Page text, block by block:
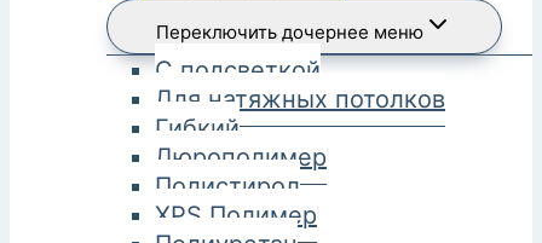
Переключить дочернее меню
С подсветкой
Для натяжных потолков
Гибкий
Дюрополимер
Полистирол
XPS Полимер